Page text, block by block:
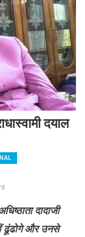
दयाल
दादाजी
ढूंढोगे और उनसे